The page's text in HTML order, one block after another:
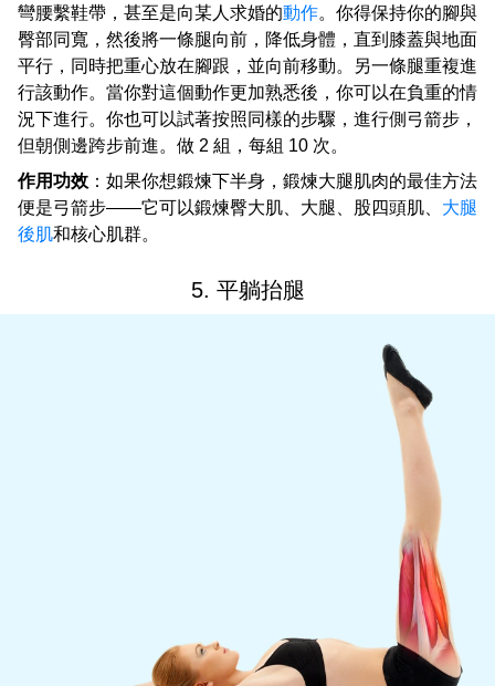
彎腰繫鞋帶，甚至是向某人求婚的動作。你得保持你的腳與
臀部同寬，然後將一條腿向前，降低身體，直到膝蓋與地面
平行，同時把重心放在腳跟，並向前移動。另一條腿重複進
行該動作。當你對這個動作更加熟悉後，你可以在負重的情
況下進行。你也可以試著按照同樣的步驟，進行側弓箭步，
但朝側邊跨步前進。做 2 組，每組 10 次。
作用功效 ：如果你想鍛煉下半身，鍛煉大腿肌肉的最佳方法
便是弓箭步——它可以鍛煉臀大肌、大腿、股四頭肌、 大腿
後肌和核心肌群。
5. 平躺抬腿